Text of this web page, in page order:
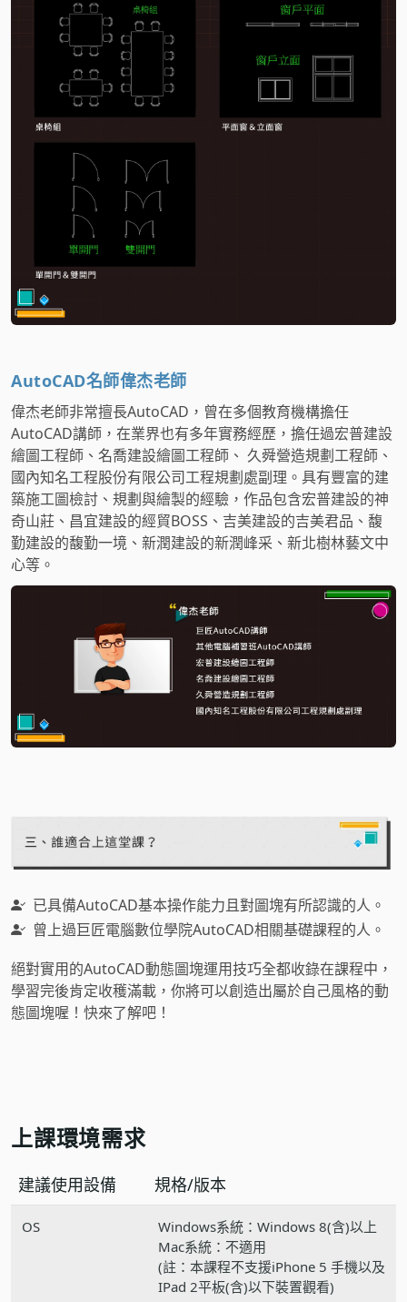
AutoCAD名師偉杰老師
偉杰老師非常擅長AutoCAD，曾在多個教育機構擔任
AutoCAD講師，在業界也有多年實務經歷，擔任過宏普建設
繪圖工程師、名喬建設繪圖工程師、 久舜營造規劃工程師、
國內知名工程股份有限公司工程規劃處副理。具有豐富的建
築施工圖檢討、規劃與繪製的經驗，作品包含宏普建設的神
奇山莊、昌宜建設的經貿BOSS、吉美建設的吉美君品、馥
勤建設的馥勤一境、新潤建設的新潤峰采、新北樹林藝文中
心等。
已具備AutoCAD基本操作能力且對圖塊有所認識的人。
曾上過巨匠電腦數位學院AutoCAD相關基礎課程的人。
絕對實用的AutoCAD動態圖塊運用技巧全都收錄在課程中，
學習完後肯定收穫滿載，你將可以創造出屬於自己風格的動
態圖塊喔！快來了解吧！
上課環境需求
建議使用設備 規格/版本
OS
Windows系統：Windows 8(含)以上
Mac系統：不適用
(註：本課程不支援iPhone 5 手機以及
IPad 2平板(含)以下裝置觀看)